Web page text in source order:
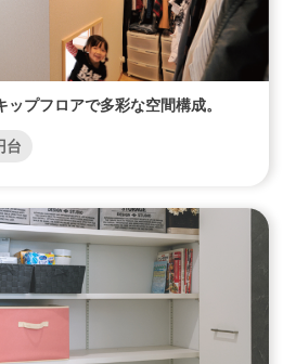
プフロアで多彩な空間構成。
台